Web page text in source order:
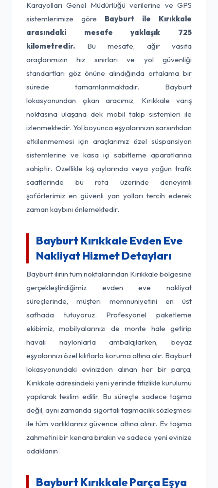
Karayolları Genel Müdürlüğü verilerine ve GPS
sistemlerimize göre Bayburt ile Kırıkkale
arasındaki mesafe yaklaşık 725
kilometredir. Bu mesafe, ağır vasıta
araçlarımızın hız sınırları ve yol güvenliği
standartları göz önüne alındığında ortalama bir
sürede tamamlanmaktadır. Bayburt
lokasyonundan çıkan aracımız, Kırıkkale varış
noktasına ulaşana dek mobil takip sistemleri ile
izlenmektedir. Yol boyunca eşyalarınızın sarsıntıdan
etkilenmemesi için araçlarımız özel süspansiyon
sistemlerine ve kasa içi sabitleme aparatlarına
sahiptir. Özellikle kış aylarında veya yoğun trafik
saatlerinde bu rota üzerinde deneyimli
şoförlerimiz en güvenli yan yolları tercih ederek
zaman kaybını önlemektedir.
Bayburt Kırıkkale Evden Eve
Nakliyat Hizmet Detayları
Bayburt ilinin tüm noktalarından Kırıkkale bölgesine
gerçekleştirdiğimiz evden eve nakliyat
süreçlerinde, müşteri memnuniyetini en üst
safhada tutuyoruz. Profesyonel paketleme
ekibimiz, mobilyalarınızı de monte hale getirip
havalı naylonlarla ambalajlarken, beyaz
eşyalarınızı özel kılıflarla koruma altına alır. Bayburt
lokasyonundaki evinizden alınan her bir parça,
Kırıkkale adresindeki yeni yerinde titizlikle kurulumu
yapılarak teslim edilir. Bu süreçte sadece taşıma
değil, aynı zamanda sigortalı taşımacılık sözleşmesi
ile tüm varlıklarınız güvence altına alınır. Ev taşıma
zahmetini bir kenara bırakın ve sadece yeni evinize
odaklanın.
Bayburt Kırıkkale Parça Eşya